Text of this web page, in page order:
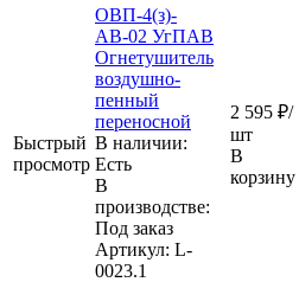
Быстрый
просмотр
ОВП-4(з)-
АВ-02 УгПАВ
Огнетушитель
воздушно-
пенный
переносной
В наличии:
Eсть
В
производстве:
Под заказ
Артикул: L-
0023.1
2 595 ₽/
шт
В
корзину